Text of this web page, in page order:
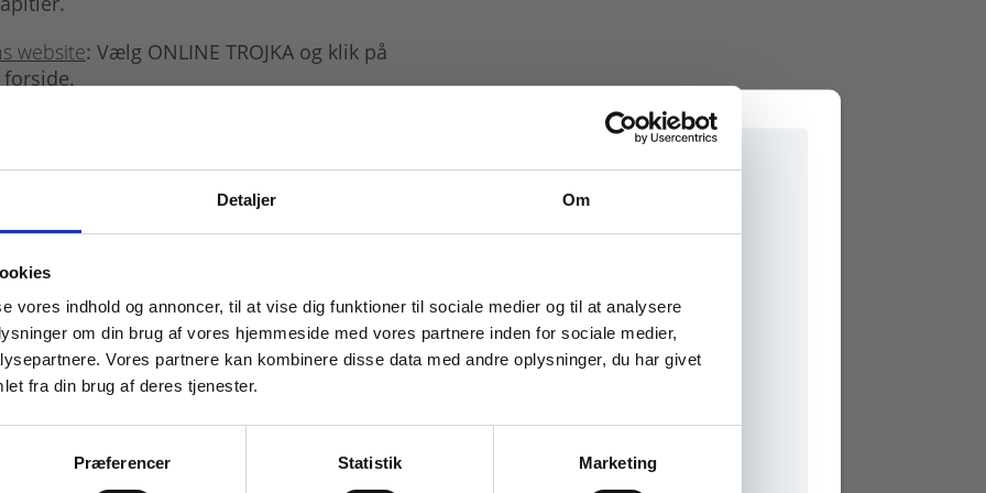
Detaljer Om
vores indhold og annoncer, til at vise dig funktioner til sociale medier og til at analysere
om din brug af vores hjemmeside med vores partnere inden for sociale medier,
Vores partnere kan kombinere disse data med andre oplysninger, du har givet
fra din brug af deres tjenester.
Præferencer Statistik Marketing
website: Vælg ONLINE TROJKA og klik på
der er en app til mobile devices.
(Google Play) og Apple (App Store).
af tjekspørgsmål til de enkelte
mm.
For institutioner og
virksomheder. Du får
Tilgå dine onlinematerialer